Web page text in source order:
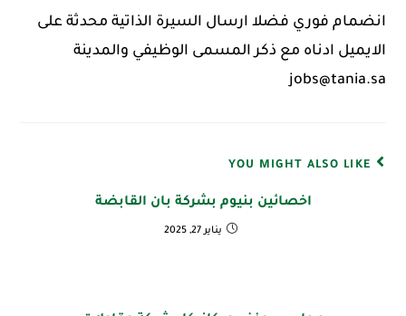
انضمام فوري فضلا ارسال السيرة الذاتية محدثة على
الايميل ادناه مع ذكر المسمى الوظيفي والمدينة
jobs@tania.sa
YOU MIGHT ALSO LIKE
اخصائين بنيوم بشركة بان القابضة
يناير 27, 2025